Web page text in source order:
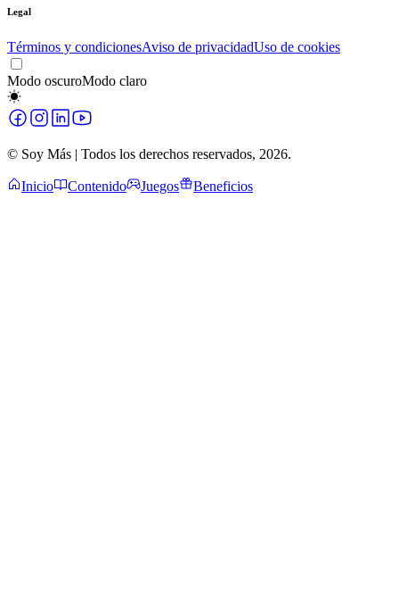
Legal
Términos y condicionesAviso de privacidadUso de cookies
Modo oscuroModo claro
© Soy Más | Todos los derechos reservados, 2026.
Inicio Contenido Juegos Beneficios